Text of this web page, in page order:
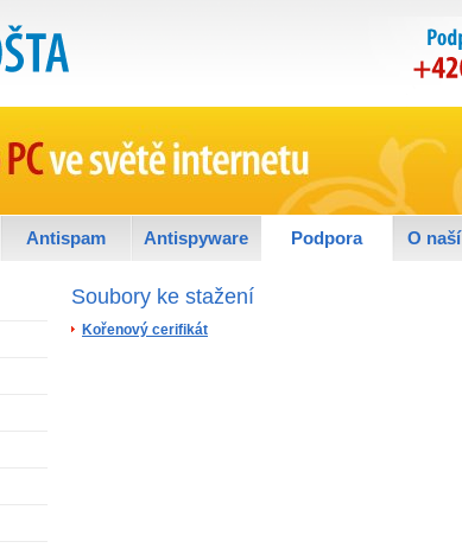
Antispam Antispyware Podpora O
Soubory ke stažení
Kořenový cerifikát